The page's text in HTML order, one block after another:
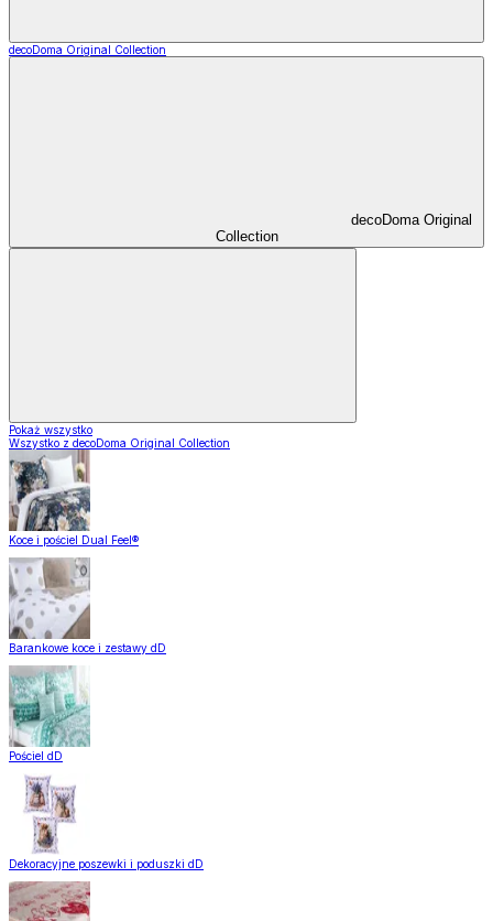
decoDoma Original Collection
decoDoma Original
Collection
Pokaż wszystko
Wszystko z decoDoma Original Collection
Koce i pościel Dual Feel®
Barankowe koce i zestawy dD
Pościel dD
Dekoracyjne poszewki i poduszki dD